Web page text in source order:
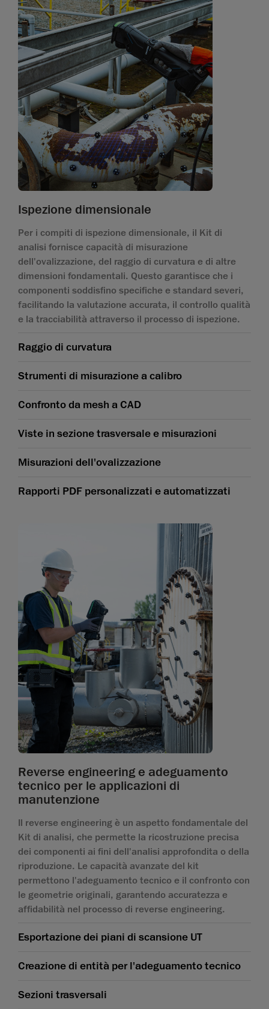
Ispezione dimensionale
Per i compiti di ispezione dimensionale, il Kit di
analisi fornisce capacità di misurazione
dell'ovalizzazione, del raggio di curvatura e di altre
dimensioni fondamentali. Questo garantisce che i
componenti soddisfino specifiche e standard severi,
facilitando la valutazione accurata, il controllo qualità
e la tracciabilità attraverso il processo di ispezione.
Raggio di curvatura
Strumenti di misurazione a calibro
Confronto da mesh a CAD
Viste in sezione trasversale e misurazioni
Misurazioni dell'ovalizzazione
Rapporti PDF personalizzati e automatizzati
Reverse engineering e adeguamento
tecnico per le applicazioni di
manutenzione
Il reverse engineering è un aspetto fondamentale del
Kit di analisi, che permette la ricostruzione precisa
dei componenti ai fini dell'analisi approfondita o della
riproduzione. Le capacità avanzate del kit
permettono l'adeguamento tecnico e il confronto con
le geometrie originali, garantendo accuratezza e
affidabilità nel processo di reverse engineering.
Esportazione dei piani di scansione UT
Creazione di entità per l'adeguamento tecnico
Sezioni trasversali